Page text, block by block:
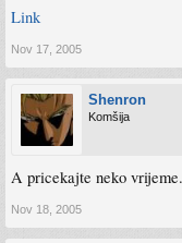
Link
Nov 17, 2005
Shenron
Komšija
A pricekajte neko
Nov 18, 2005